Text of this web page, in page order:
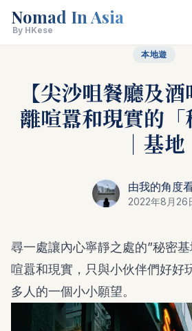
Nomad In Asia
By HKese
本地遊
【尖沙咀餐廳及
離喧囂和現實的「
｜基地
由我的角度
2022年8月26
尋一處讓內心寧靜之處的”秘密
喧囂和現實，只與小伙伴們好好
多人的一個小小願望。